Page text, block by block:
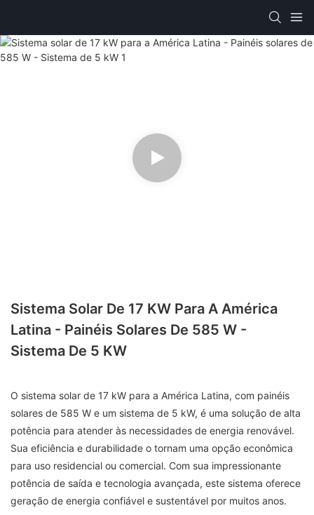
Sistema Solar De 17 KW Para A América
Latina - Painéis Solares De 585 W -
Sistema De 5 KW
O sistema solar de 17 kW para a América Latina, com painéis
solares de 585 W e um sistema de 5 kW, é uma solução de alta
potência para atender às necessidades de energia renovável.
Sua eficiência e durabilidade o tornam uma opção econômica
para uso residencial ou comercial. Com sua impressionante
potência de saída e tecnologia avançada, este sistema oferece
geração de energia confiável e sustentável por muitos anos.